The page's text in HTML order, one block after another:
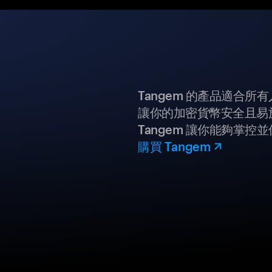
Tangem 的產品適合所
讓你的加密貨幣安全且
Tangem 讓你能夠掌控
購買 Tangem